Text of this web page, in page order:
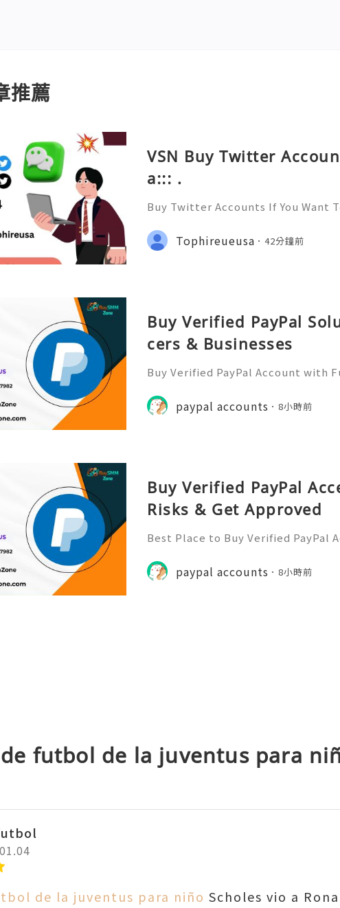
推薦
VSN Buy Twitter
a::: .
Buy Twitter Accounts If You Want
Social network and have Likes,
hares On All Of Your Posts. W
Tophireueusa 42分鐘前
Buy Verified PayPal
cers & Businesses
Buy Verified PayPal Account with
m: @BuySmmZone ✅ Skype:
paypal accounts 8小時前
Buy Verified PayPal
Risks & Get Approved
Best Place to Buy Verified PayPal
026, transaction speed is the
er you are bidding on a
paypal accounts 8小時前
futbol de la juventus para
de la juventus para niño Scholes vio a